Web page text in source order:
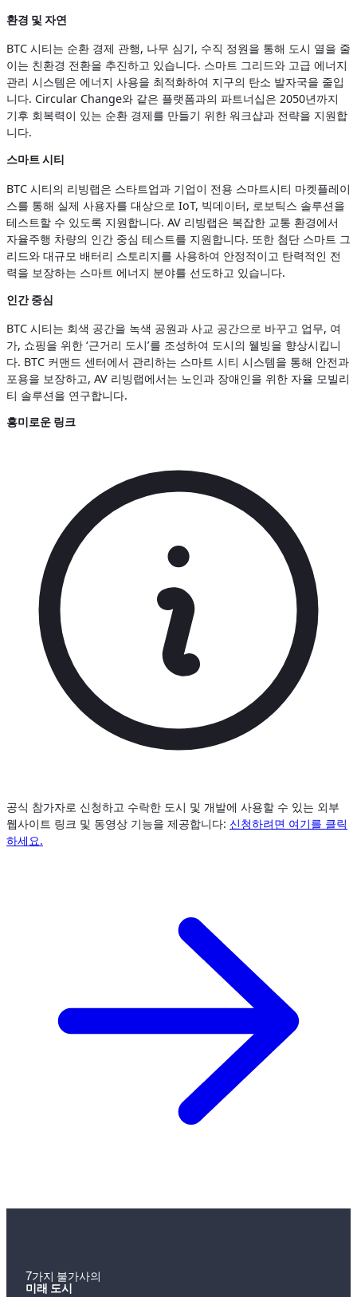
환경 및 자연
BTC 시티는 순환 경제 관행, 나무 심기, 수직 정원을 통해 도시 열을 줄
이는 친환경 전환을 추진하고 있습니다. 스마트 그리드와 고급 에너지
관리 시스템은 에너지 사용을 최적화하여 지구의 탄소 발자국을 줄입
니다. Circular Change와 같은 플랫폼과의 파트너십은 2050년까지
기후 회복력이 있는 순환 경제를 만들기 위한 워크샵과 전략을 지원합
니다.
스마트 시티
BTC 시티의 리빙랩은 스타트업과 기업이 전용 스마트시티 마켓플레이
스를 통해 실제 사용자를 대상으로 IoT, 빅데이터, 로보틱스 솔루션을
테스트할 수 있도록 지원합니다. AV 리빙랩은 복잡한 교통 환경에서
자율주행 차량의 인간 중심 테스트를 지원합니다. 또한 첨단 스마트 그
리드와 대규모 배터리 스토리지를 사용하여 안정적이고 탄력적인 전
력을 보장하는 스마트 에너지 분야를 선도하고 있습니다.
인간 중심
BTC 시티는 회색 공간을 녹색 공원과 사교 공간으로 바꾸고 업무, 여
가, 쇼핑을 위한 ‘근거리 도시’를 조성하여 도시의 웰빙을 향상시킵니
다. BTC 커맨드 센터에서 관리하는 스마트 시티 시스템을 통해 안전과
포용을 보장하고, AV 리빙랩에서는 노인과 장애인을 위한 자율 모빌리
티 솔루션을 연구합니다.
흥미로운 링크
공식 참가자로 신청하고 수락한 도시 및 개발에 사용할 수 있는 외부
웹사이트 링크 및 동영상 기능을 제공합니다: 신청하려면 여기를 클릭
하세요.
7가지 불가사의
미래 도시